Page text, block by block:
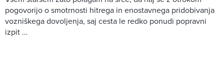
pogovorijo o smotrnosti hitrega in enostavnega pridobivanja
vozniškega dovoljenja, saj cesta le redko ponudi popravni
izpit …